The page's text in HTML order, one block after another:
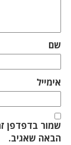
שם
אימייל
שמור בדפדפן
הבאה שאגיב.